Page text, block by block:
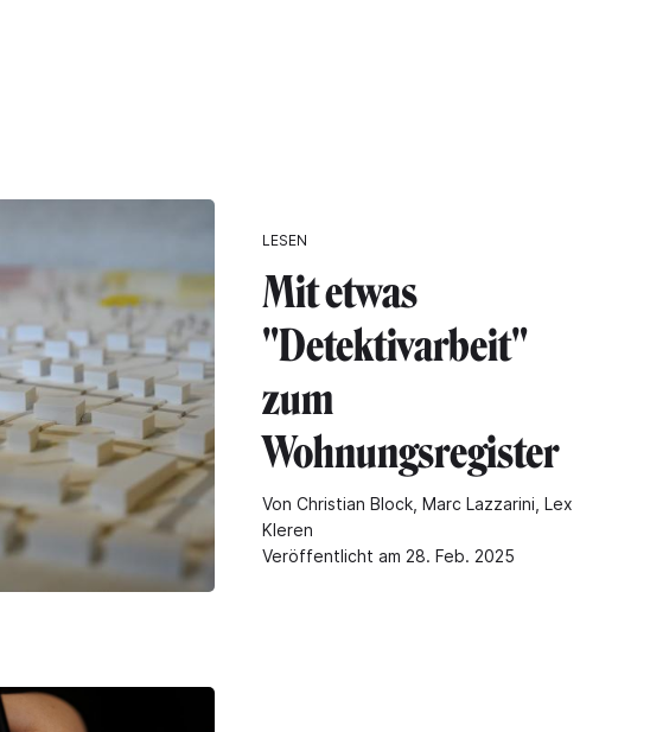
LESEN
Mit etwas
"Detektivarbeit"
zum
Wohnungsregister
Von Christian Block, Marc Lazzarini, Lex
Kleren
Veröffentlicht am 28. Feb. 2025